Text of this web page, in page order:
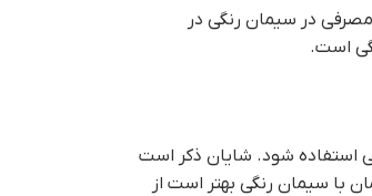
مصرفی در سیمان رنگی در
است.
استفاده شود. شایان ذکر است
با سیمان رنگی بهتر است از